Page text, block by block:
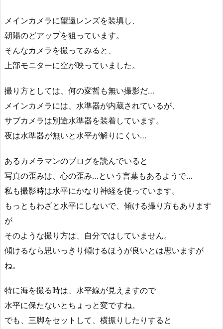
メインカメラに望遠レンズを装填し、
朝陽のどアップを狙っています。
そんなカメラを撮ってみると、
上部モニターに空が映っていました。
撮り方としては、何の変哲も無い撮影だ…
メインカメラには、水準器が内蔵されているが、
サブカメラは別途水準器を装着しています。
夜は水準器が無いと水平が解りにくい…
あるカメラマンのブログを読んでいると
写真の歪みは、心の歪み…という言葉もあるようで…
私も撮影時は水平にかなり神経を使っています。
もっともわざと水平にしないで、傾ける撮り方もあります
が
そのような撮り方は、自分ではしていません。
傾けるなら思いっきり傾けるほうが良いとは思いますが
ね。
特に海を撮る時は、水平線が見えますので
水平に保たないとちょっと変ですね。
でも、三脚をセットして、横振りしたりすると